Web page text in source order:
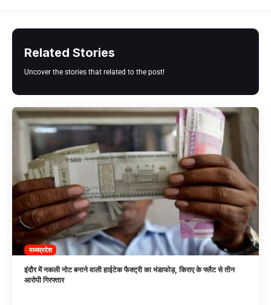
Related Stories
Uncover the stories that related to the post!
मध्यप्रदेश
इंदौर में नकली नोट बनाने वाली हाईटेक फैक्ट्री का भंडाफोड़, किराए के फ्लैट से तीन
आरोपी गिरफ्तार